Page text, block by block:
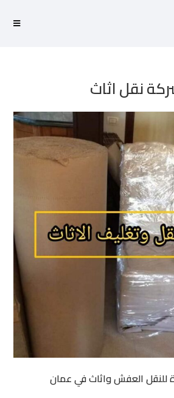
نقل اثاث
للنقل العفش واثاث في عمان